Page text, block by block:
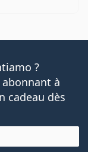
?
à
cadeau dès